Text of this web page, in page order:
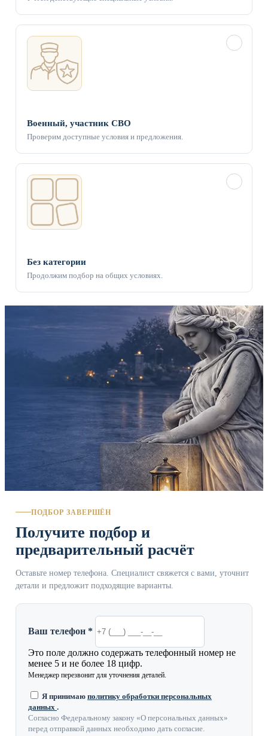
Военный, участник СВО
Проверим доступные условия и предложения.
Без категории
Продолжим подбор на общих условиях.
ПОДБОР ЗАВЕРШЁН
Получите подбор и
предварительный расчёт
Оставьте номер телефона. Специалист свяжется с вами, уточнит
детали и предложит подходящие варианты.
Ваш телефон *
Это поле должно содержать телефонный номер не
менее 5 и не более 18 цифр.
Менеджер перезвонит для уточнения деталей.
Я принимаю политику обработки персональных
данных .
Согласно Федеральному закону «О персональных данных»
перед отправкой данных необходимо дать согласие.